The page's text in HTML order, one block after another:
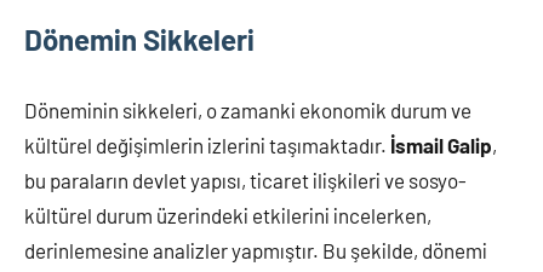
Dönemin Sikkeleri
Döneminin sikkeleri, o zamanki ekonomik durum ve
kültürel değişimlerin izlerini taşımaktadır. İsmail Galip,
bu paraların devlet yapısı, ticaret ilişkileri ve sosyo-
kültürel durum üzerindeki etkilerini incelerken,
derinlemesine analizler yapmıştır. Bu şekilde, dönemi